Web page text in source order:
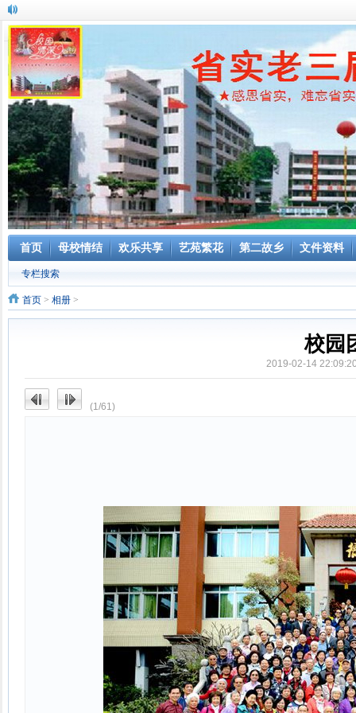
首页 母校情结 欢乐共享 艺苑繁花 第二故乡 文件资料
专栏搜索
首页 > 相册 >
校园
2019-02-14
(1/61)